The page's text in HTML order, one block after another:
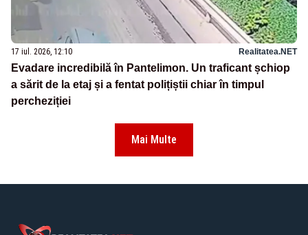
17 iul. 2026, 12:10 Realitatea.NET
Evadare incredibilă în Pantelimon. Un traficant șchiop
a sărit de la etaj și a fentat polițiștii chiar în timpul
percheziției
Mai Multe